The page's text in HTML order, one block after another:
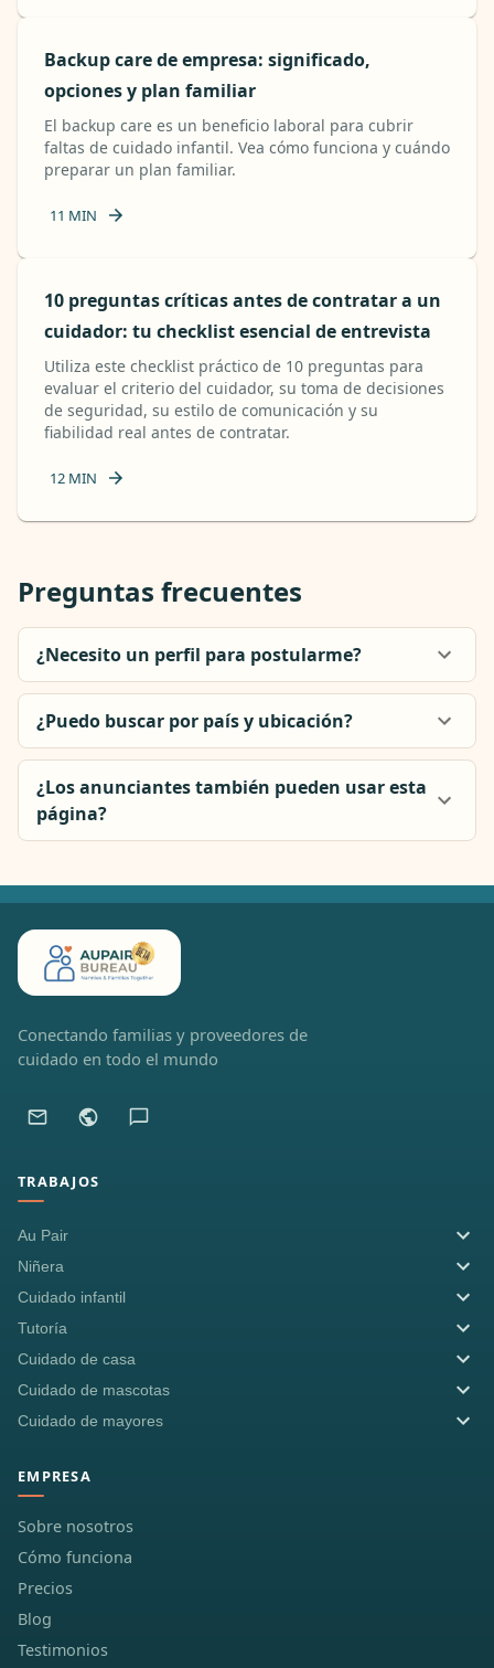
Backup care de empresa: significado,
opciones y plan familiar
El backup care es un beneficio laboral para cubrir
faltas de cuidado infantil. Vea cómo funciona y cuándo
preparar un plan familiar.
11 MIN
10 preguntas críticas antes de contratar a un
cuidador: tu checklist esencial de entrevista
Utiliza este checklist práctico de 10 preguntas para
evaluar el criterio del cuidador, su toma de decisiones
de seguridad, su estilo de comunicación y su
fiabilidad real antes de contratar.
12 MIN
Preguntas frecuentes
¿Necesito un perfil para postularme?
¿Puedo buscar por país y ubicación?
¿Los anunciantes también pueden usar esta
página?
Conectando familias y proveedores de
cuidado en todo el mundo
TRABAJOS
Au Pair
Niñera
Cuidado infantil
Tutoría
Cuidado de casa
Cuidado de mascotas
Cuidado de mayores
EMPRESA
Sobre nosotros
Cómo funciona
Precios
Blog
Testimonios